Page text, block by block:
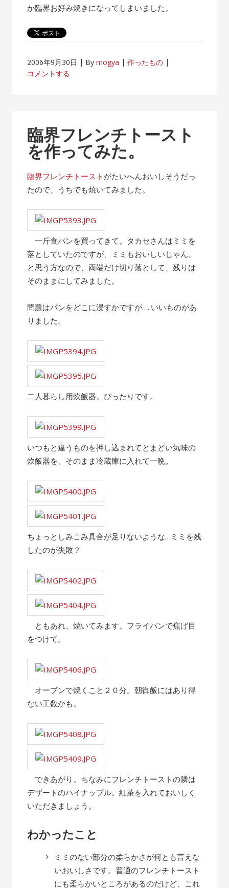
チ
ン
か臨界お好み焼きになってしまいました。
2006年9月30日 Bymogya
作ったもの
コメントする
臨界フレンチトースト
を作ってみた。
臨界フレンチトースト がたいへんおいしそうだっ
たので、うちでも焼いてみました。
一斤食パンを買ってきて。タカセさんはミミを
落としていたのですが、ミミもおいしいじゃん、
と思う方なので、両端だけ切り落として、残りは
そのままにしてみました。
問題はパンをどこに浸すかですが…..いいものがあ
りました。
二人暮らし用炊飯器。ぴったりです。
いつもと違うものを押し込まれてとまどい気味の
炊飯器を、そのまま冷蔵庫に入れて一晩。
ちょっとしみこみ具合が足りないような…ミミを残
したのが失敗？
ともあれ、焼いてみます。フライパンで焦げ目
をつけて。
オーブンで焼くこと２０分。朝御飯にはあり得
ない工数かも。
できあがり。ちなみにフレンチトーストの隣は
デザートのパイナップル。紅茶を入れておいしく
いただきましょう。
わかったこと
ミミのない部分の柔らかさが何とも言えな
いおいしさです。普通のフレンチトースト
にも柔らかいところがあるのだけど、これ